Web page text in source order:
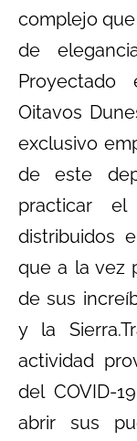
complejo
de
Oitavos
exclusivo
de este
practicar
distribuidos
que a la vez
de sus
y la
actividad
del COVID-
abrir sus